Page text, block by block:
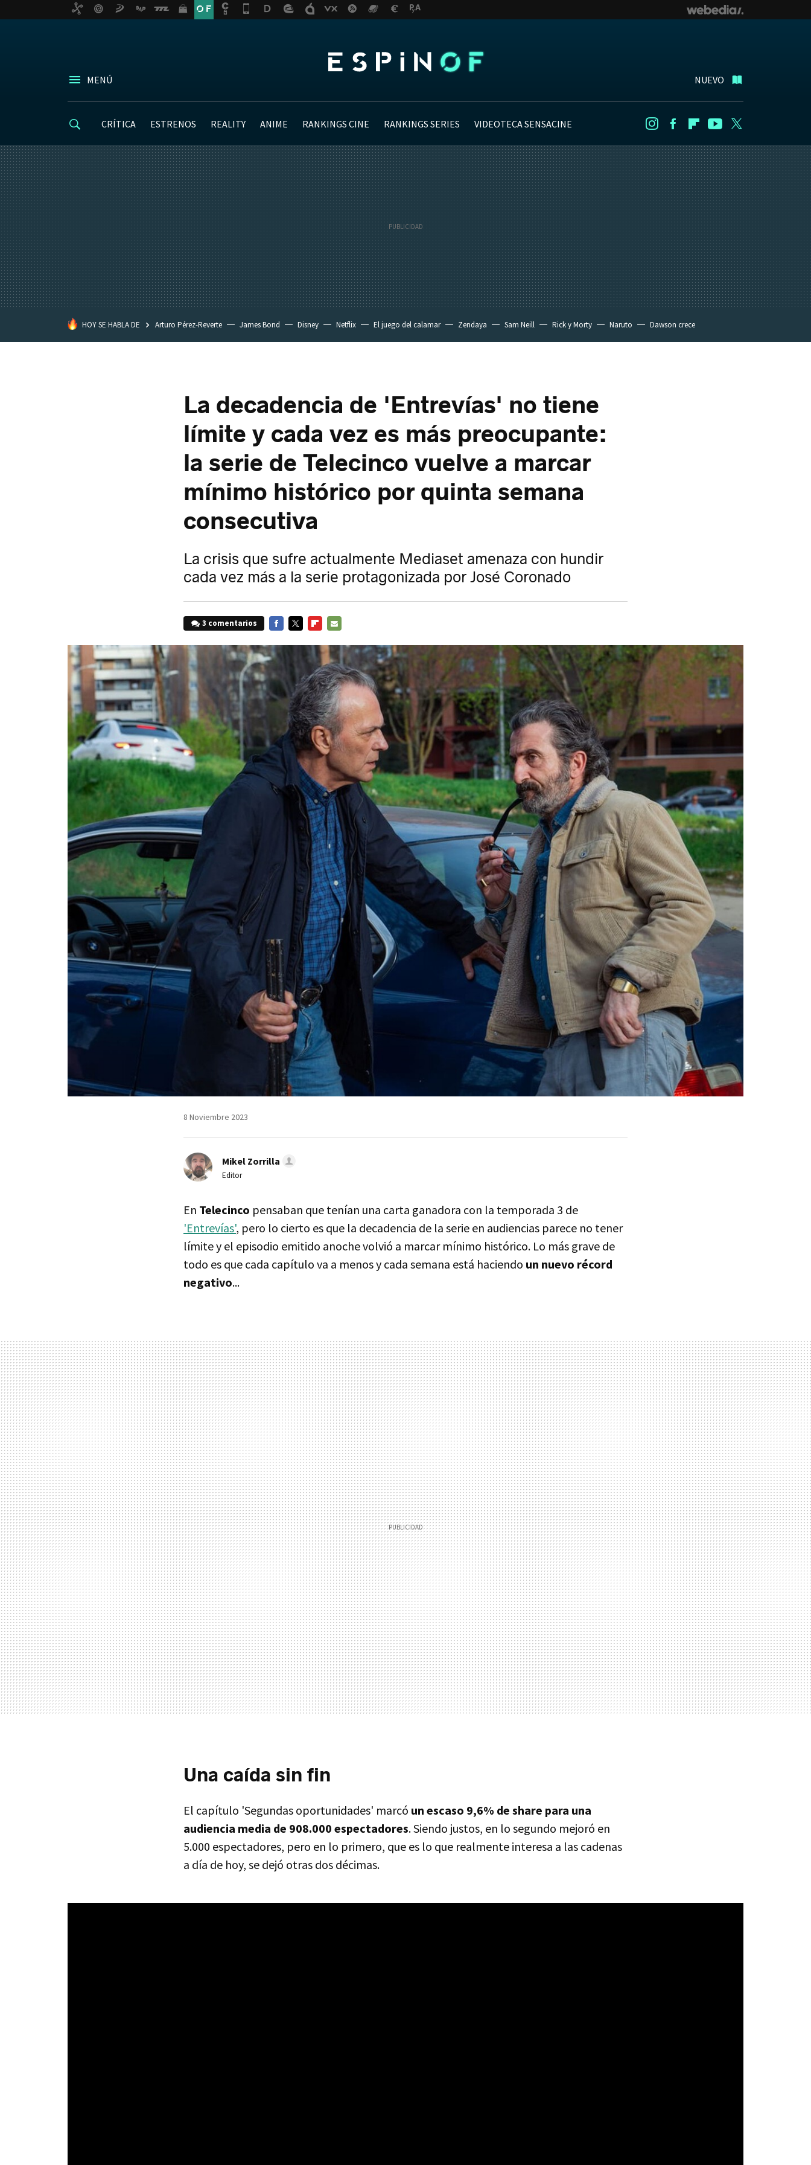
MENÚ NUEVO
CRÍTICA ESTRENOS REALITY ANIME RANKINGS CINE RANKINGS SERIES VIDEOTECA SENSACINE InstagramFacebookFlipboard
Youtube
HOY SE HABLA DE Arturo Pérez-Reverte James Bond Disney Netflix El juego del calamar Zendaya Sam Neill Rick y Morty Naruto Dawson crece
La decadencia de 'Entrevías' no tiene
límite y cada vez es más preocupante:
la serie de Telecinco vuelve a marcar
mínimo histórico por quinta semana
consecutiva
La crisis que sufre actualmente Mediaset amenaza con hundir
cada vez más a la serie protagonizada por José Coronado
3 comentarios
MAIL
8 Noviembre 2023
Mikel Zorrilla
Editor
En Telecinco pensaban que tenían una carta ganadora con la temporada 3 de
'Entrevías', pero lo cierto es que la decadencia de la serie en audiencias parece no tener
límite y el episodio emitido anoche volvió a marcar mínimo histórico. Lo más grave de
todo es que cada capítulo va a menos y cada semana está haciendo un nuevo récord
negativo...
Una caída sin fin
El capítulo 'Segundas oportunidades' marcó un escaso 9,6% de share para una
audiencia media de 908.000 espectadores. Siendo justos, en lo segundo mejoró en
5.000 espectadores, pero en lo primero, que es lo que realmente interesa a las cadenas
a día de hoy, se dejó otras dos décimas.